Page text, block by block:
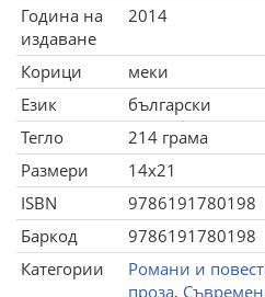
Година на
издаване
2014
Корици
меки
Език
български
Тегло
214 грама
Размери
14x21
ISBN
9786191780198
Баркод
9786191780198
Категории
Романи и
проза,